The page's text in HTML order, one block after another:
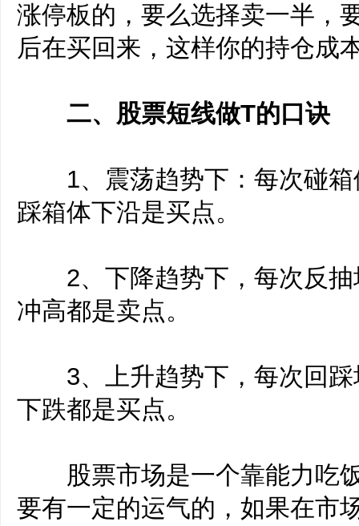
涨停板的，要么选择卖一半，
后在买回来，这样你的持仓成
二、股票短线做T的口诀
1、震荡趋势下：每次碰箱
踩箱体下沿是买点。
2、下降趋势下，每次反抽
冲高都是卖点。
3、上升趋势下，每次回踩
下跌都是买点。
股票市场是一个靠能力吃
要有一定的运气的，如果在市